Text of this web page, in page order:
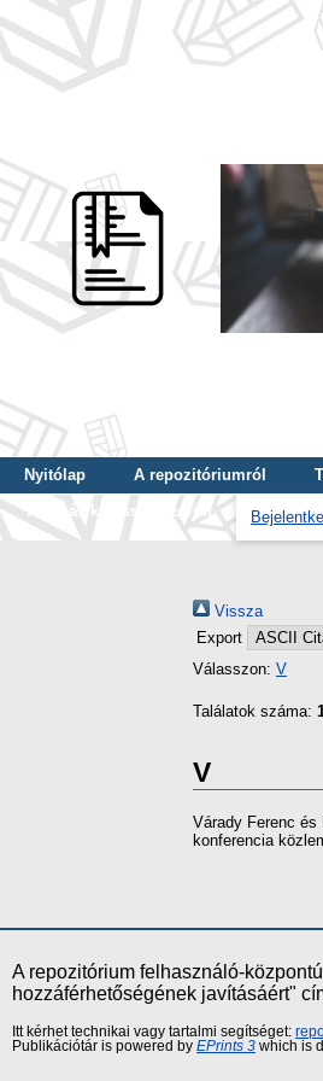
Nyitólap A repozitóriumról
Tallózás kulcsszó szerint
Vissza
Export
Válasszon: V
Találatok száma:
V
Várady Ferenc és
konferencia
A repozitórium felhasználó-
hozzáférhetőségének javításáért"
Itt kérhet technikai vagy tartalmi segítséget:
Publikációtár is powered by EPrints 3 which is